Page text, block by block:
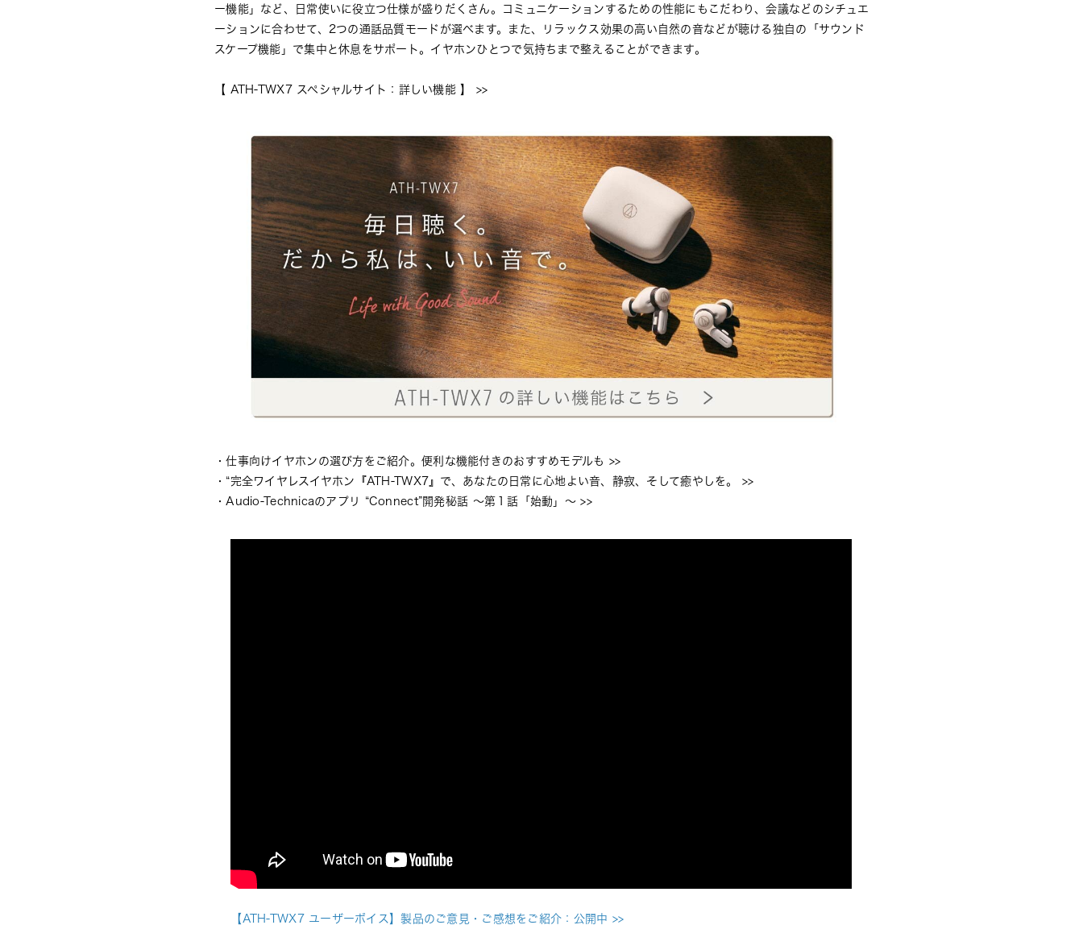
ー機能」など、日常使いに役立つ仕様が盛りだくさん。コミュニケーションするための性能にもこだわり、会議などのシチュエ
ーションに合わせて、2つの通話品質モードが選べます。また、リラックス効果の高い自然の音などが聴ける独自の「サウンド
スケープ機能」で集中と休息をサポート。イヤホンひとつで気持ちまで整えることができます。
【 ATH-TWX7 スペシャルサイト：詳しい機能 】 >>
・仕事向けイヤホンの選び方をご紹介。便利な機能付きのおすすめモデルも >>
・ “完全ワイヤレスイヤホン『ATH-TWX7』で、あなたの日常に心地よい音、静寂、そして癒やしを。
>>
・ Audio-Technicaのアプリ “Connect”開発秘話 〜第１話「始動」〜 >>
【ATH-TWX7 ユーザーボイス】製品のご意見・ご感想をご紹介：公開中 >>